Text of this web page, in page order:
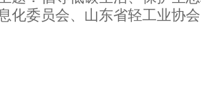
化委员会、山东省轻工业协